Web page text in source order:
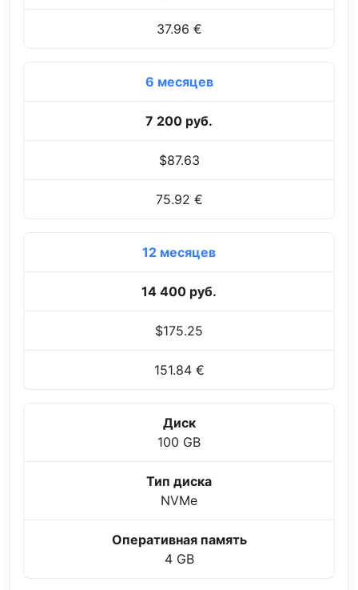
37.96 €
6 месяцев
7 200 руб.
$87.63
75.92 €
12 месяцев
14 400 руб.
$175.25
151.84 €
Диск
100 GB
Тип диска
NVMe
Оперативная память
4 GB